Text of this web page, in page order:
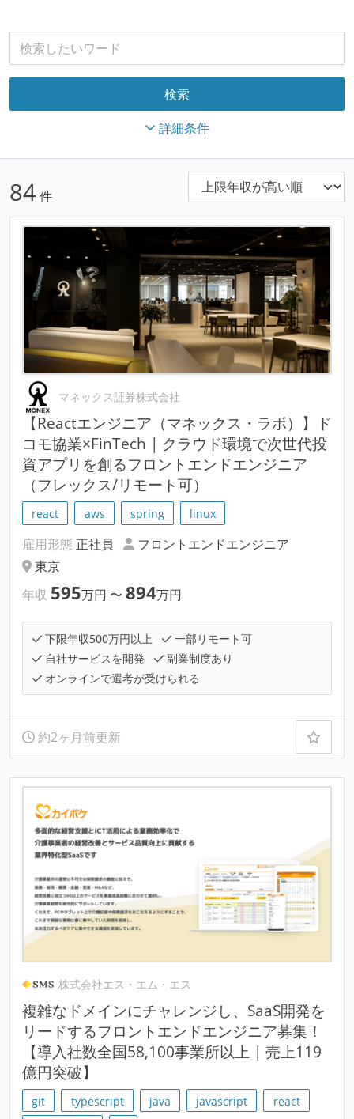
詳細条件
84 件
マネックス証券株式会社
【Reactエンジニア（マネックス・ラボ）】ド
コモ協業×FinTech | クラウド環境で次世代投
資アプリを創るフロントエンドエンジニア
（フレックス/リモート可）
react aws spring linux
雇用形態 正社員
フロントエンドエンジニア
東京
年収 595万円 〜 894万円
下限年収500万円以上
一部リモート可
自社サービスを開発
副業制度あり
オンラインで選考が受けられる
約2ヶ月前更新
株式会社エス・エム・エス
複雑なドメインにチャレンジし、SaaS開発を
リードするフロントエンドエンジニア募集！
【導入社数全国58,100事業所以上 | 売上119
億円突破】
git typescript java javascript
react